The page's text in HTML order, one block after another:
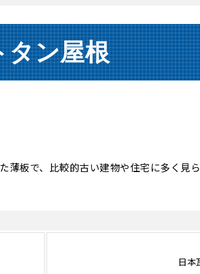
タン屋根
板で、比較的古い建物や住宅に多く見ら
日本